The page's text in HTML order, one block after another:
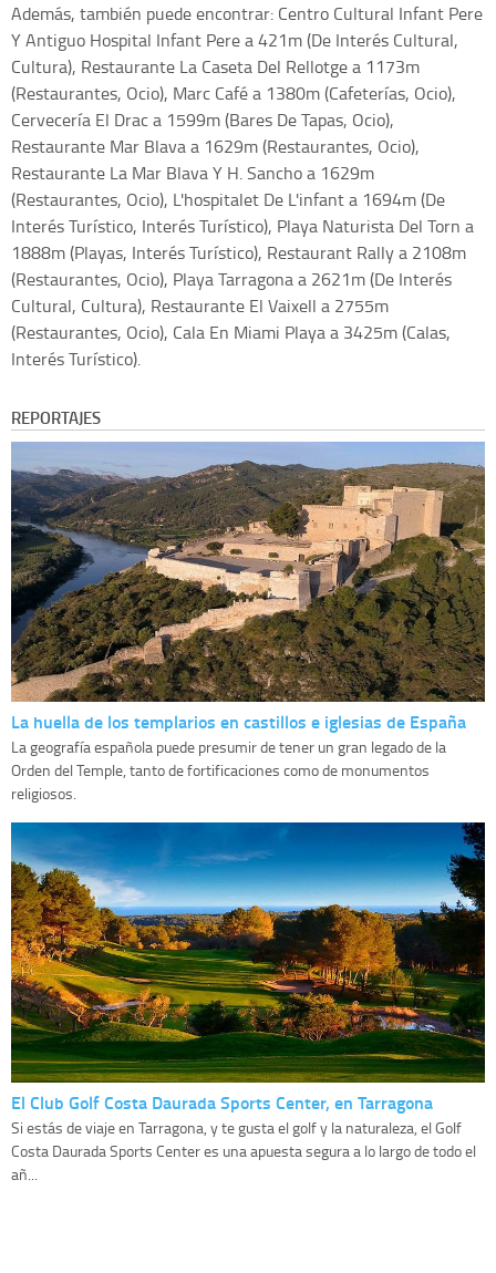
Además, también puede encontrar: Centro Cultural Infant Pere
Y Antiguo Hospital Infant Pere a 421m (De Interés Cultural,
Cultura), Restaurante La Caseta Del Rellotge a 1173m
(Restaurantes, Ocio), Marc Café a 1380m (Cafeterías, Ocio),
Cervecería El Drac a 1599m (Bares De Tapas, Ocio),
Restaurante Mar Blava a 1629m (Restaurantes, Ocio),
Restaurante La Mar Blava Y H. Sancho a 1629m
(Restaurantes, Ocio), L'hospitalet De L'infant a 1694m (De
Interés Turístico, Interés Turístico), Playa Naturista Del Torn a
1888m (Playas, Interés Turístico), Restaurant Rally a 2108m
(Restaurantes, Ocio), Playa Tarragona a 2621m (De Interés
Cultural, Cultura), Restaurante El Vaixell a 2755m
(Restaurantes, Ocio), Cala En Miami Playa a 3425m (Calas,
Interés Turístico).
REPORTAJES
La huella de los templarios en castillos e iglesias de España
La geografía española puede presumir de tener un gran legado de la
Orden del Temple, tanto de fortificaciones como de monumentos
religiosos.
El Club Golf Costa Daurada Sports Center, en Tarragona
Si estás de viaje en Tarragona, y te gusta el golf y la naturaleza, el Golf
Costa Daurada Sports Center es una apuesta segura a lo largo de todo el
añ...